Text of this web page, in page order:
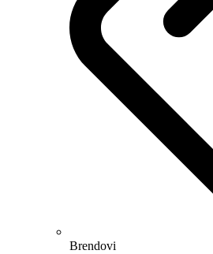
Brendovi